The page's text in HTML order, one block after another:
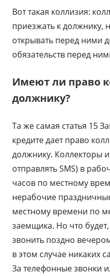
Вот такая коллизия:
приезжать к должнику,
открывать перед ними
обязательств перед
Имеют ли право
должнику?
Та же самая статья 15
кредите дает право
должнику. Коллекторы
отправлять SMS) в
часов по местному
нерабочие
местному времени по
заемщика. Но что
звонить поздно
в этом случае никаких
За телефонные звонки